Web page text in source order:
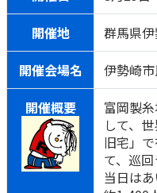
開催地
群馬県
開催会場名
伊勢崎
開催概要
富岡製
して、
旧宅」
て、巡
当日は